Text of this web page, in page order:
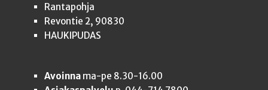
Rantapohja
Revontie 2, 90830
HAUKIPUDAS
Avoinnama-pe 8.30-16.00